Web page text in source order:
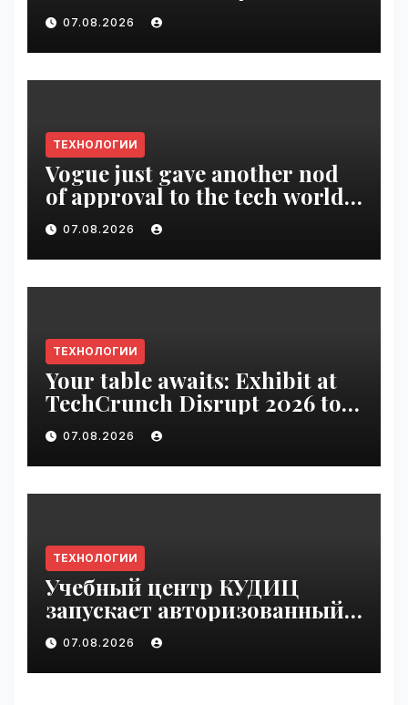
pass until tomorrow |
VseTime.ru
07.08.2026
ТЕХНОЛОГИИ
Vogue just gave another nod
of approval to the tech world |
VseTime.ru
07.08.2026
ТЕХНОЛОГИИ
Your table awaits: Exhibit at
TechCrunch Disrupt 2026 to
be seen by thousands |
VseTime.ru
07.08.2026
ТЕХНОЛОГИИ
Учебный центр КУДИЦ
запускает авторизованный
курс по
администрированию Mind
Migrate#guest | VseTime.ru
07.08.2026